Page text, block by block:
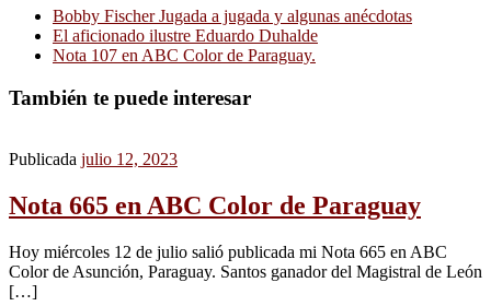
Bobby Fischer Jugada a jugada y algunas anécdotas
El aficionado ilustre Eduardo Duhalde
Nota 107 en ABC Color de Paraguay.
También te puede interesar
Publicada julio 12, 2023
Nota 665 en ABC Color de Paraguay
Hoy miércoles 12 de julio salió publicada mi Nota 665 en ABC
Color de Asunción, Paraguay. Santos ganador del Magistral de León
[…]